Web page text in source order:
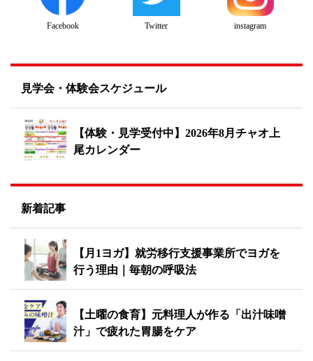
Facebook Twitter instagram
見学会・体験会スケジュール
【体験・見学受付中】2026年8月チャオ上
尾カレンダー
新着記事
【月1ヨガ】就労移行支援事業所でヨガを
行う理由｜毎朝の呼吸法
【土曜の食育】元料理人が作る「出汁味噌
汁」で疲れた胃腸をケア